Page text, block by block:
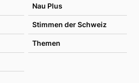
Nau Plus
Stimmen der Schweiz
Themen